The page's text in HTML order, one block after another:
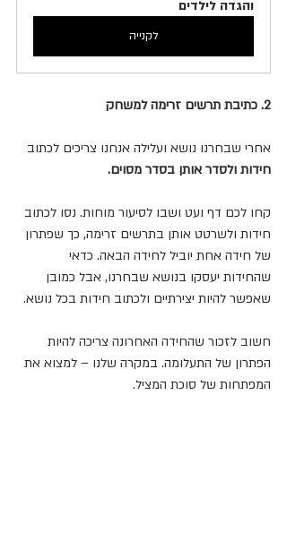
והגדה לילדים
לקנייה
2. כתיבת תרשים זרימה למשחק
אחרי שבחרנו נושא ועלילה אנחנו צריכים לכתוב
חידות ולסדר אותן בסדר מסוים.
קחו לכם דף ועט ושבו לסיעור מוחות. נסו לכתוב
חידות ולשרטט אותן בתרשים זרימה, כך שפתרון
של חידה אחת יוביל לחידה הבאה. כדאי
שהחידות יעסקו בנושא שבחרנו, אבל כמובן
שאפשר להיות יצירתיים ולכתוב חידות בכל נושא.
חשוב לזכור שהחידה האחרונה צריכה להיות
הפתרון של התעלומה. במקרה שלנו – למצוא את
המפתחות של סוכת המציל.